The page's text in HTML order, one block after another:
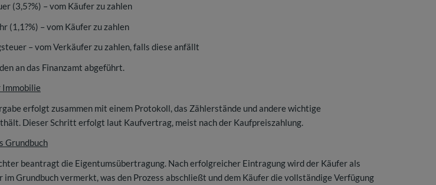
(3,5?%) – vom Käufer zu zahlen
(1,1?%) – vom Käufer zu zahlen
– vom Verkäufer zu zahlen, falls diese anfällt
an das Finanzamt abgeführt.
Immobilie
erfolgt zusammen mit einem Protokoll, das Zählerstände und andere wichtige
Dieser Schritt erfolgt laut Kaufvertrag, meist nach der Kaufpreiszahlung.
Grundbuch
beantragt die Eigentumsübertragung. Nach erfolgreicher Eintragung wird der Käufer als
im Grundbuch vermerkt, was den Prozess abschließt und dem Käufer die vollständige Verfügung